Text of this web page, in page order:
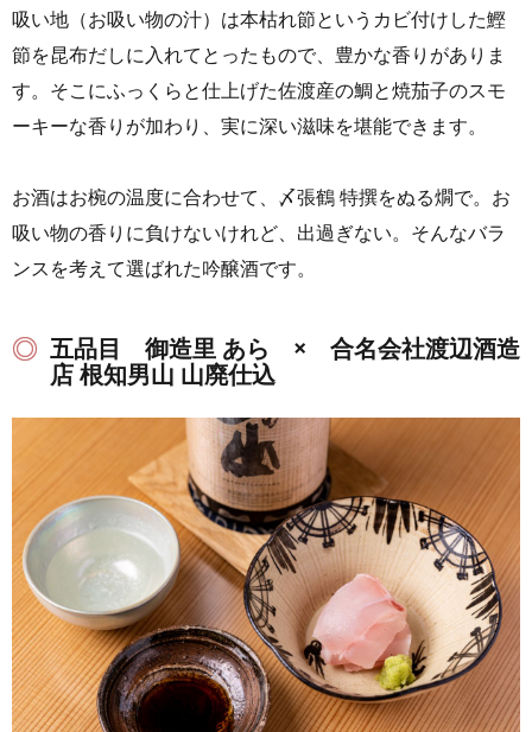
吸い地（お吸い物の汁）は本枯れ節というカビ付けした鰹
節を昆布だしに入れてとったもので、豊かな香りがありま
す。そこにふっくらと仕上げた佐渡産の鯛と焼茄子のスモ
ーキーな香りが加わり、実に深い滋味を堪能できます。
お酒はお椀の温度に合わせて、〆張鶴 特撰をぬる燗で。お
吸い物の香りに負けないけれど、出過ぎない。そんなバラ
ンスを考えて選ばれた吟醸酒です。
五品目 御造里 あら × 合名会社渡辺酒造
店 根知男山 山廃仕込